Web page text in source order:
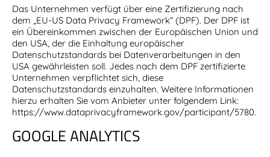
Das Unternehmen verfügt über eine Zertifizierung nach
dem „EU-US Data Privacy Framework“ (DPF). Der DPF ist
ein Übereinkommen zwischen der Europäischen Union und
den USA, der die Einhaltung europäischer
Datenschutzstandards bei Datenverarbeitungen in den
USA gewährleisten soll. Jedes nach dem DPF zertifizierte
Unternehmen verpflichtet sich, diese
Datenschutzstandards einzuhalten. Weitere Informationen
hierzu erhalten Sie vom Anbieter unter folgendem Link:
https://www.dataprivacyframework.gov/participant/5780.
GOOGLE ANALYTICS